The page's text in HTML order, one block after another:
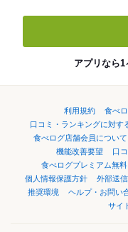
アプリなら1
利用規約 食べ
口コミ・ランキングに対す
食べログ店舗会員について
機能改善要望
口
食べログプレミアム無
個人情報保護方針
外部送
推奨環境
ヘルプ・お問い
サイ